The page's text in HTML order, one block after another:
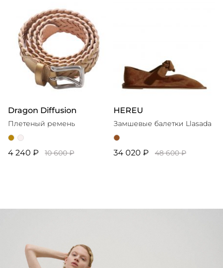
Dragon Diffusion
Плетеный ремень
4 240 ₽ 10 600 ₽
HEREU
Замшевые балетки Llasada
34 020 ₽ 48 600 ₽